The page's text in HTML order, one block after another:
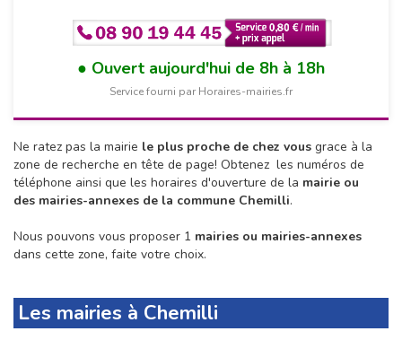
Ouvert aujourd'hui de 8h à 18h
Service fourni par Horaires-mairies.fr
Ne ratez pas la mairie le plus proche de chez vous grace à la
zone de recherche en tête de page! Obtenez les numéros de
téléphone ainsi que les horaires d'ouverture de la mairie ou
des mairies-annexes de la commune Chemilli.
Nous pouvons vous proposer 1 mairies ou mairies-annexes
dans cette zone, faite votre choix.
Les mairies à Chemilli